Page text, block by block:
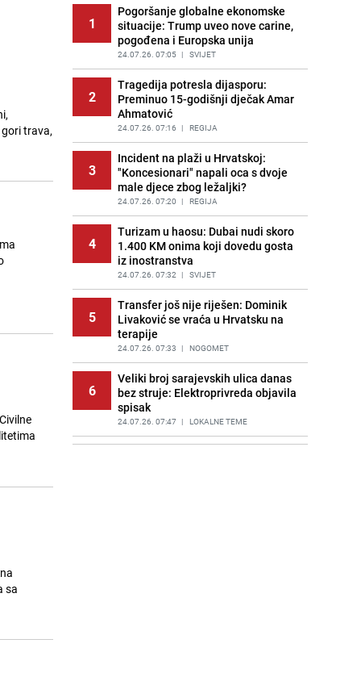
sa
12
Pojavili su vam se mravi u kući? Bez
brige, ovo su najbolji načini da ih se
riješite
PRIJE 2 DANA | ŽIVOT I STIL
13
Kako izgleda travnjak stadiona
Koševo nakon tri koncerta Dine
Merlina
PRIJE 2 DANA | FOTO
14
Tajna savršenog makedonskog
ajvara: Stari recept za kremast i
bogat okus
PRIJE 1 DAN | RECEPTI
15
Dr. Erma Ramić-Kunić održala
lekciju notornom Miloradu Dodiku:
"Pokazujete silno neznanje"
PRIJE OKO 8H | TEME
1
Pogoršanje globalne ekonomske
situacije: Trump uveo nove carine,
pogođena i Europska unija
24.07.26. 07:05 | SVIJET
2
Tragedija potresla dijasporu:
Preminuo 15-godišnji dječak Amar
Ahmatović
24.07.26. 07:16 | REGIJA
3
Incident na plaži u Hrvatskoj:
"Koncesionari" napali oca s dvoje
male djece zbog ležaljki?
24.07.26. 07:20 | REGIJA
4
Turizam u haosu: Dubai nudi skoro
1.400 KM onima koji dovedu gosta
iz inostranstva
24.07.26. 07:32 | SVIJET
5
Transfer još nije riješen: Dominik
Livaković se vraća u Hrvatsku na
terapije
24.07.26. 07:33 | NOGOMET
6
Veliki broj sarajevskih ulica danas
bez struje: Elektroprivreda objavila
spisak
24.07.26. 07:47 | LOKALNE TEME